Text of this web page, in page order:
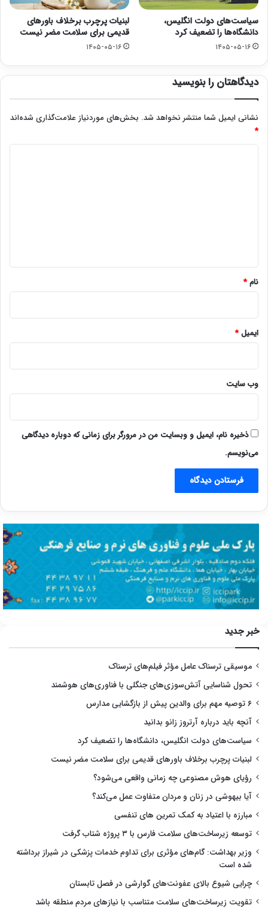
سیاست‌های دولت انگلیس،
دانشگاه‌ها را تضعیف کرد
۱۴۰۵-۰۵-۱۶
لبنیات پرچرب برخلاف باورهای
قدیمی برای سلامت مضر نیست
۱۴۰۵-۰۵-۱۶
دیدگاهتان را بنویسید
نشانی ایمیل شما منتشر نخواهد شد. بخش‌های موردنیاز علامت‌گذاری شده‌اند
*
نام*
ایمیل*
وب‌ سایت
ذخیره نام، ایمیل و وبسایت من در مرورگر برای زمانی که دوباره دیدگاهی
می‌نویسم.
خبر جدید
موسیقی ترسناک عامل مؤثر فیلم‌های ترسناک
تحول شناسایی آتش‌سوزی‌های جنگلی با فناوری‌های هوشمند
۶ توصیه مهم برای والدین پیش از بازگشایی مدارس
آنچه باید درباره آرتروز زانو بدانید
سیاست‌های دولت انگلیس، دانشگاه‌ها را تضعیف کرد
لبنیات پرچرب برخلاف باورهای قدیمی برای سلامت مضر نیست
رؤیای هوش مصنوعی چه زمانی واقعی می‌شود؟
آیا بیهوشی در زنان و مردان متفاوت عمل می‌کند؟
مبارزه با اعتیاد به کمک تمرین های تنفسی
توسعه زیرساخت‌های سلامت فارس با ۳ پروژه شتاب گرفت
وزیر بهداشت: گام‌های مؤثری برای تداوم خدمات پزشکی در شیراز برداشته
شده است
چرایی شیوع بالای عفونت‌های گوارشی در فصل تابستان
تقویت زیرساخت‌های سلامت متناسب با نیازهای مردم منطقه باشد